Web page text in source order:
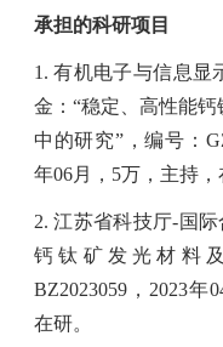
承担的科研项目
1. 有机电子与信息显
金：“稳定、高性能
中的研究”，编号：
年06月， 5万，主持，
2. 江苏省科技厅-国
钙钛矿发光材料
BZ2023059 ， 2023年
在研。